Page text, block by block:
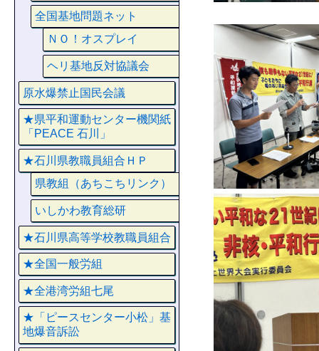
全国基地問題ネット
ＮＯ！オスプレイ
ヘリ基地反対協議会
原水爆禁止国民会議
★県平和運動センター機関紙
「PEACE 石川」
★石川県教職員組合ＨＰ
県教組（あちこちリンク）
いしかわ教育総研
★石川県高等学校教職員組合
★全国一般労組
★全港湾労組七尾
★「ピースセンター小松」基
地爆音訴訟